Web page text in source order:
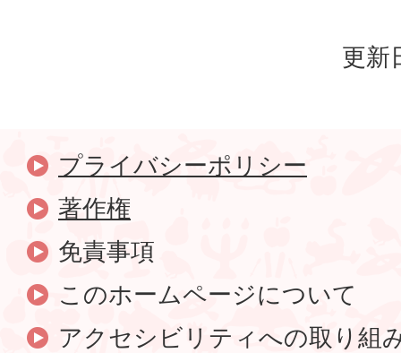
更新
プライバシーポリシー
著作権
免責事項
このホームページについて
アクセシビリティへの取り組